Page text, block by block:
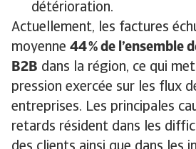
détérioration.
Actuellement, les factures
moyenne 44 % de l’ensemble
B2B dans la région, ce qui
pression exercée sur les flux
entreprises. Les principales
retards résident dans les